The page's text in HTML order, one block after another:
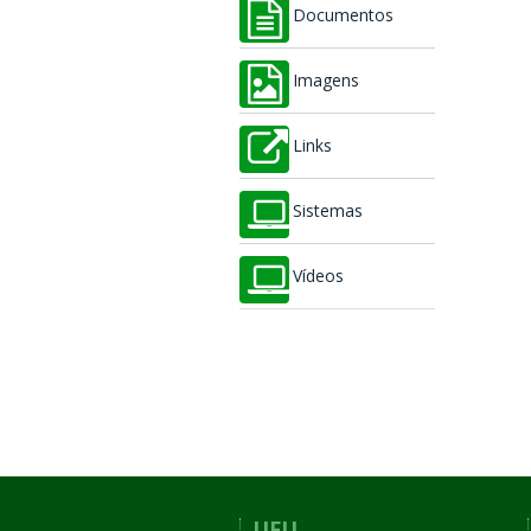
Documentos
Imagens
Links
Sistemas
Vídeos